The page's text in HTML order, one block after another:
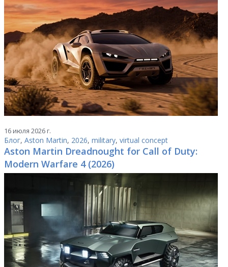
16 июля 2026 г.
Блог, Aston Martin, 2026, military, virtual concept
Aston Martin Dreadnought for Call of Duty:
Modern Warfare 4 (2026)